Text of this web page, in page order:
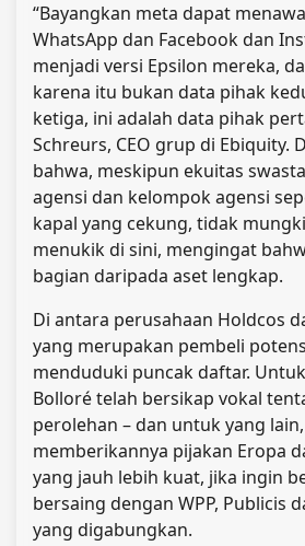
“Bayangkan meta dapat
WhatsApp dan Facebook dan
menjadi versi Epsilon mereka,
karena itu bukan data pihak
ketiga, ini adalah data pihak
Schreurs, CEO grup di Ebiquity.
bahwa, meskipun ekuitas
agensi dan kelompok agensi
kapal yang cekung, tidak
menukik di sini, mengingat
bagian daripada aset lengkap.
Di antara perusahaan Holdcos
yang merupakan pembeli
menduduki puncak daftar.
Bolloré telah bersikap vokal
perolehan – dan untuk yang
memberikannya pijakan Eropa
yang jauh lebih kuat, jika ingin
bersaing dengan WPP, Publicis
yang digabungkan.